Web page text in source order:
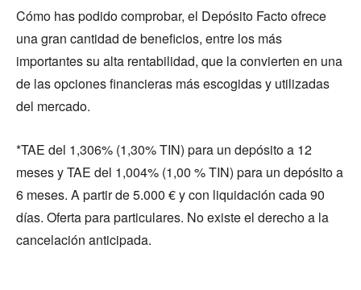
Cómo has podido comprobar, el Depósito Facto ofrece
una gran cantidad de beneficios, entre los más
importantes su alta rentabilidad, que la convierten en una
de las opciones financieras más escogidas y utilizadas
del mercado.
*TAE del 1,306% (1,30% TIN) para un depósito a 12
meses y TAE del 1,004% (1,00 % TIN) para un depósito a
6 meses. A partir de 5.000 € y con liquidación cada 90
días. Oferta para particulares. No existe el derecho a la
cancelación anticipada.